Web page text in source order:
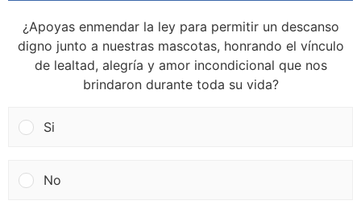
¿Apoyas enmendar la ley para permitir un descanso
digno junto a nuestras mascotas, honrando el vínculo
de lealtad, alegría y amor incondicional que nos
brindaron durante toda su vida?
Si
No